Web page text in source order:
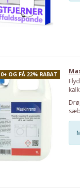
OG FÅ 22% RABAT